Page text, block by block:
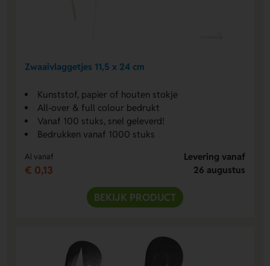
Zwaaivlaggetjes 11,5 x 24 cm
Kunststof, papier of houten stokje
All-over & full colour bedrukt
Vanaf 100 stuks, snel geleverd!
Bedrukken vanaf 1000 stuks
Al vanaf
€ 0,13
Levering vanaf
26 augustus
BEKIJK PRODUCT